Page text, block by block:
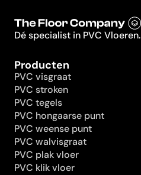
Dé specialist in PVC Vloeren.
Producten
PVC visgraat
PVC stroken
PVC tegels
PVC hongaarse punt
PVC weense punt
PVC walvisgraat
PVC plak vloer
PVC klik vloer